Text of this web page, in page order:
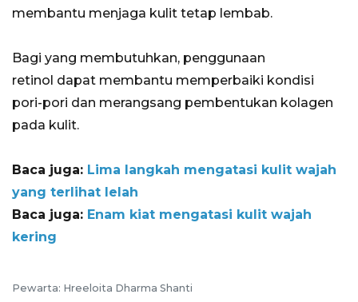
membantu menjaga kulit tetap lembab.
Bagi yang membutuhkan, penggunaan
retinol dapat membantu memperbaiki kondisi
pori-pori dan merangsang pembentukan kolagen
pada kulit.
Baca juga: Lima langkah mengatasi kulit wajah
yang terlihat lelah
Baca juga: Enam kiat mengatasi kulit wajah
kering
Pewarta: Hreeloita Dharma Shanti